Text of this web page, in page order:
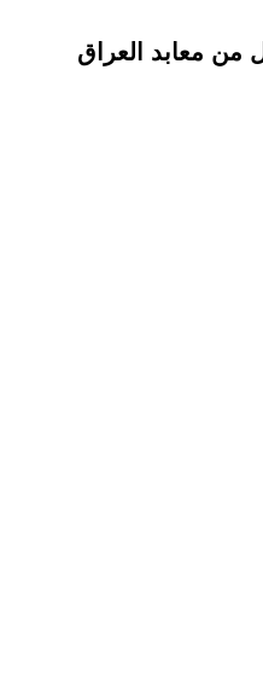
من معابد العراق